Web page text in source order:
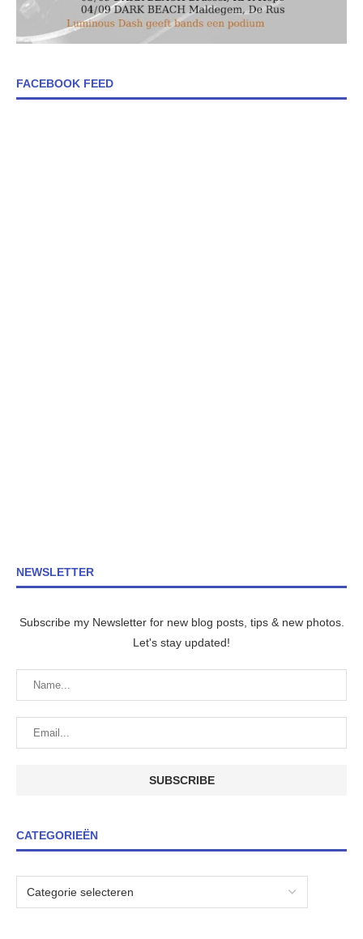
FACEBOOK FEED
NEWSLETTER
Subscribe my Newsletter for new blog posts, tips & new photos.
Let's stay updated!
CATEGORIEËN